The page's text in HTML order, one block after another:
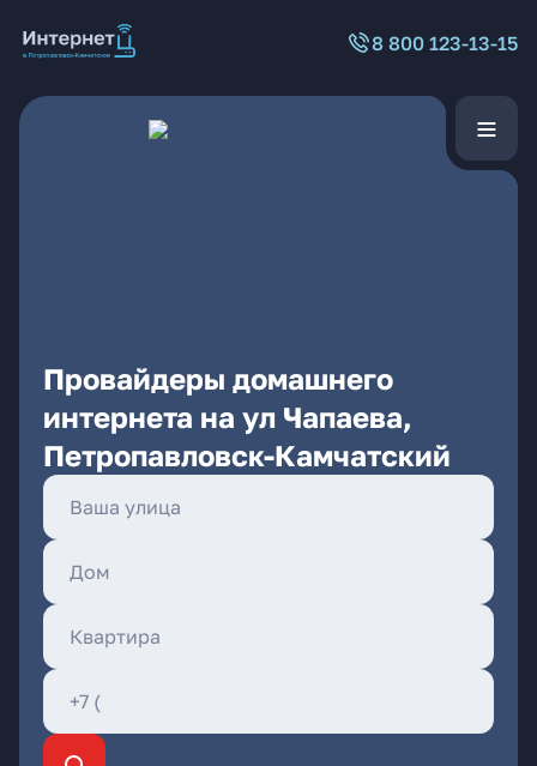
8 800 123-13-15
Провайдеры домашнего
интернета на ул Чапаева,
Петропавловск-Камчатский